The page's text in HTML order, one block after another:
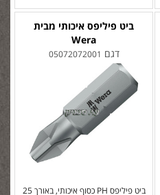
ביט פיליפס איכותי מבית
Wera
דגם 05072072001
ביט פיליפס PH כסוף איכותי, באורך 25